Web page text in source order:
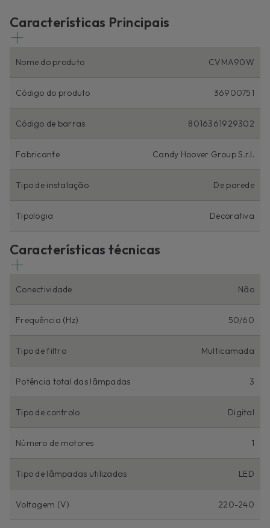
Características Principais
Nome do produto CVMA90W
Código do produto 36900751
Código de barras 8016361929302
Fabricante Candy Hoover Group S.r.l.
Tipo de instalação De parede
Tipologia Decorativa
Características técnicas
Conectividade Não
Frequência (Hz) 50/60
Tipo de filtro Multicamada
Potência total das lâmpadas 3
Tipo de controlo Digital
Número de motores 1
Tipo de lâmpadas utilizadas LED
Voltagem (V) 220-240